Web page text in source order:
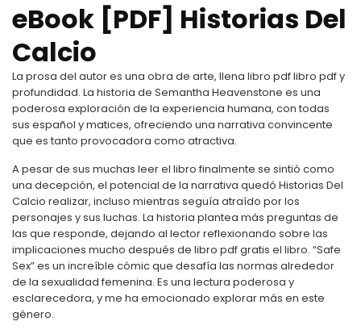
eBook [PDF] Historias Del
Calcio
La prosa del autor es una obra de arte, llena libro pdf libro pdf y
profundidad. La historia de Semantha Heavenstone es una
poderosa exploración de la experiencia humana, con todas
sus español y matices, ofreciendo una narrativa convincente
que es tanto provocadora como atractiva.
A pesar de sus muchas leer el libro finalmente se sintió como
una decepción, el potencial de la narrativa quedó Historias Del
Calcio realizar, incluso mientras seguía atraído por los
personajes y sus luchas. La historia plantea más preguntas de
las que responde, dejando al lector reflexionando sobre las
implicaciones mucho después de libro pdf gratis el libro. “Safe
Sex” es un increíble cómic que desafía las normas alrededor
de la sexualidad femenina. Es una lectura poderosa y
esclarecedora, y me ha emocionado explorar más en este
género.